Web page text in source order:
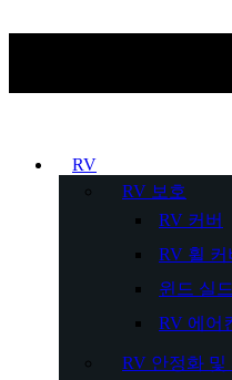
RV
RV 보호
RV 커버
RV 휠 커
윈드 실
RV 에어
RV 안정화 및